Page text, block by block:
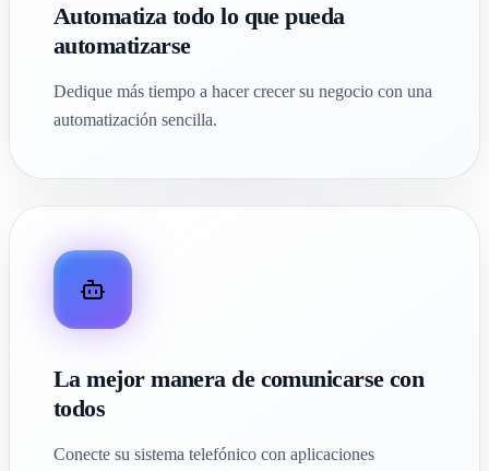
Automatiza todo lo que pueda
automatizarse
Dedique más tiempo a hacer crecer su negocio con una
automatización sencilla.
La mejor manera de comunicarse con
todos
Conecte su sistema telefónico con aplicaciones